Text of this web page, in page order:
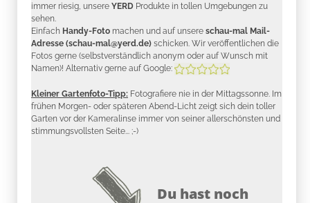
immer riesig, unsere YERD Produkte in tollen Umgebungen zu
sehen.
Einfach Handy-Foto machen und auf unsere schau-mal Mail-
Adresse (schau-mal@yerd.de) schicken. Wir veröffentlichen die
Fotos gerne (selbstverständlich anonym oder auf Wunsch mit
Namen)! Alternativ gerne auf Google:
Kleiner Gartenfoto-Tipp: Fotografiere nie in der Mittagssonne. Im
frühen Morgen- oder späteren Abend-Licht zeigt sich dein toller
Garten vor der Kameralinse immer von seiner allerschönsten und
stimmungsvollsten Seite... ;-)
Du hast noch